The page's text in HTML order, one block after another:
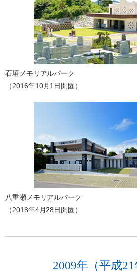
石垣メモリアルパーク
（2016年10月1日開園）
八重瀬メモリアルパーク
（2018年4月28日開園）
2009年（平成